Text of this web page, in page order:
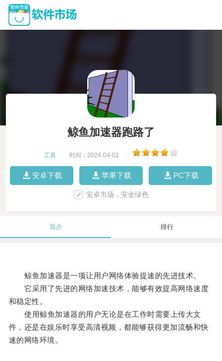
鲸鱼加速器跑路了
工具 时间：2024-04-01
安卓下载 苹果下载 PC下载
安卓市场，安全绿色
简介 排行
鲸鱼加速器是一项让用户网络体验提速的先进技术。
它采用了先进的网络加速技术，能够有效提高网络速度
和稳定性。
使用鲸鱼加速器的用户无论是在工作时需要上传大文
件，还是在娱乐时享受高清视频，都能够获得更加流畅和快
速的网络环境。